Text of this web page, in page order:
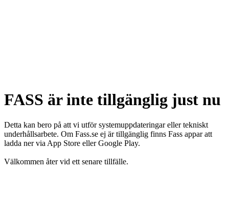
FASS är inte tillgänglig just nu
Detta kan bero på att vi utför systemuppdateringar eller tekniskt
underhållsarbete. Om Fass.se ej är tillgänglig finns Fass appar att
ladda ner via App Store eller Google Play.
Välkommen åter vid ett senare tillfälle.